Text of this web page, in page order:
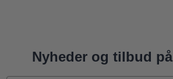
Nyheder og tilbud